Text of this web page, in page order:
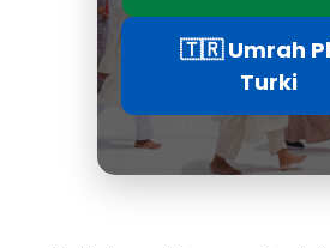
🇹🇷 Umrah
Turki